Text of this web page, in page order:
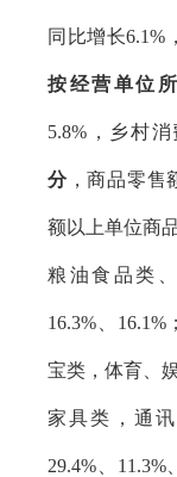
同比增长6.1%
按经营单位
5.8%，乡村
分，商品零售
额以上单位商
粮油食品类
16.3%、
宝类，体育、
家具类，通讯
29.4%、